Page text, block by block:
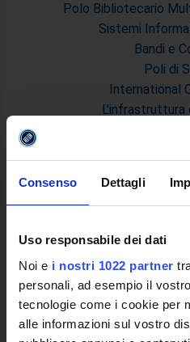
Consenso Dettagli
Uso responsabile dei dati
Noi e i nostri 1022 partner
personali, ad esempio il
tecnologie come i cookie per
alle informazioni sul vostro
Polo Bibliotecario
Sistemi
Bandi e
Poli di
International
L'infrastruttura
Siti Istituzionali e
Posta Elettronica
Bacheca
Corsi di
Dottorato
Percorsi abilitanti di